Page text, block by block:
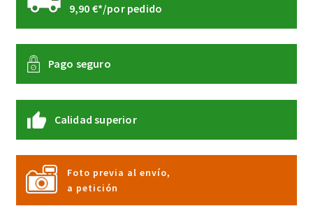
9,90 €*/por pedido
Pago seguro
Calidad superior
Foto previa al envío,
a petición